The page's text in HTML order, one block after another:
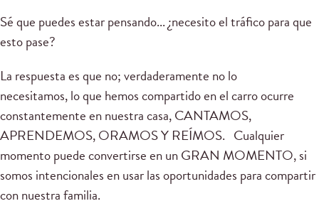
Sé que puedes estar pensando... ¿necesito el tráfico para que
esto pase?
La respuesta es que no; verdaderamente no lo
necesitamos, lo que hemos compartido en el carro ocurre
constantemente en nuestra casa, CANTAMOS,
APRENDEMOS, ORAMOS Y REÍMOS. Cualquier
momento puede convertirse en un GRAN MOMENTO, si
somos intencionales en usar las oportunidades para compartir
con nuestra familia.